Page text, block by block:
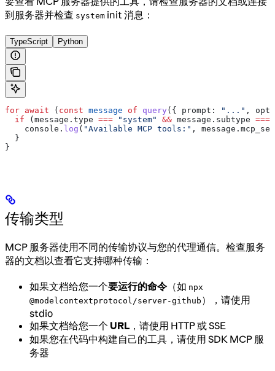
到服务器并检查 system init 消息：
TypeScript Python
for await ( const message of query ({ prompt: "..." ,
  if
( message . type === "system" && message . subtype ===
    console
. log ( "Available MCP tools:" , message .
  }
}
传输类型
MCP 服务器使用不同的传输协议与您的代理通信。检查服务
器的文档以查看它支持哪种传输：
如果文档给您一个要运行的命令 （如 npx
@modelcontextprotocol/server-github ），请使用
stdio
如果文档给您一个 URL ，请使用 HTTP 或 SSE
如果您在代码中构建自己的工具，请使用 SDK MCP 服
务器